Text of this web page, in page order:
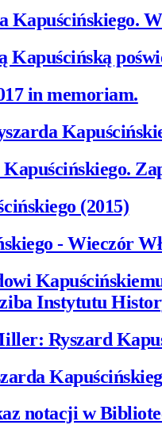
Kapuścińskiego.
Kapuścińską
in memoriam.
(2015)
- Wieczór
Instytutu
Ryszard
notacji w